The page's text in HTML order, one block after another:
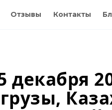
Отзывы Контакты
декабря